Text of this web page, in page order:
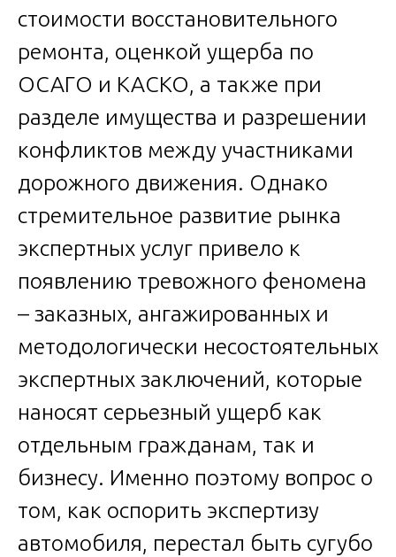
стоимости восстановительного
ремонта, оценкой ущерба по
ОСАГО и КАСКО, а также при
разделе имущества и разрешении
конфликтов между участниками
дорожного движения. Однако
стремительное развитие рынка
экспертных услуг привело к
появлению тревожного феномена
– заказных, ангажированных и
методологически несостоятельных
экспертных заключений, которые
наносят серьезный ущерб как
отдельным гражданам, так и
бизнесу. Именно поэтому вопрос о
том, как оспорить экспертизу
автомобиля, перестал быть сугубо